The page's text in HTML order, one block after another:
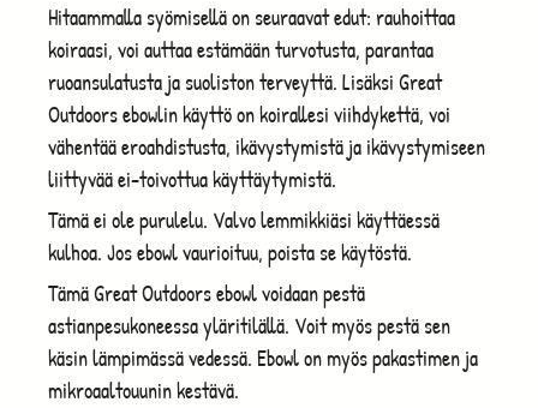
Hitaammalla syömisellä on seuraavat edut: rauhoittaa
koiraasi, voi auttaa estämään turvotusta, parantaa
ruoansulatusta ja suoliston terveyttä. Lisäksi Great
Outdoors ebowlin käyttö on koirallesi viihdykettä, voi
vähentää eroahdistusta, ikävystymistä ja ikävystymiseen
liittyvää ei-toivottua käyttäytymistä.
Tämä ei ole purulelu. Valvo lemmikkiäsi käyttäessä
kulhoa. Jos ebowl vaurioituu, poista se käytöstä.
Tämä Great Outdoors ebowl voidaan pestä
astianpesukoneessa yläritilällä. Voit myös pestä sen
käsin lämpimässä vedessä. Ebowl on myös pakastimen ja
mikroaaltouunin kestävä.